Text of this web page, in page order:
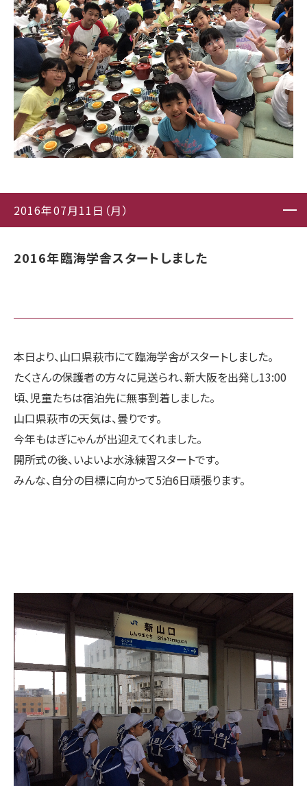
2016年07月11日（月）
2016年臨海学舎スタートしました
本日より、山口県萩市にて臨海学舎がスタートしました。
たくさんの保護者の方々に見送られ、新大阪を出発し13:00
頃、児童たちは宿泊先に無事到着しました。
山口県萩市の天気は、曇りです。
今年もはぎにゃんが出迎えてくれました。
開所式の後、いよいよ水泳練習スタートです。
みんな、自分の目標に向かって5泊6日頑張ります。